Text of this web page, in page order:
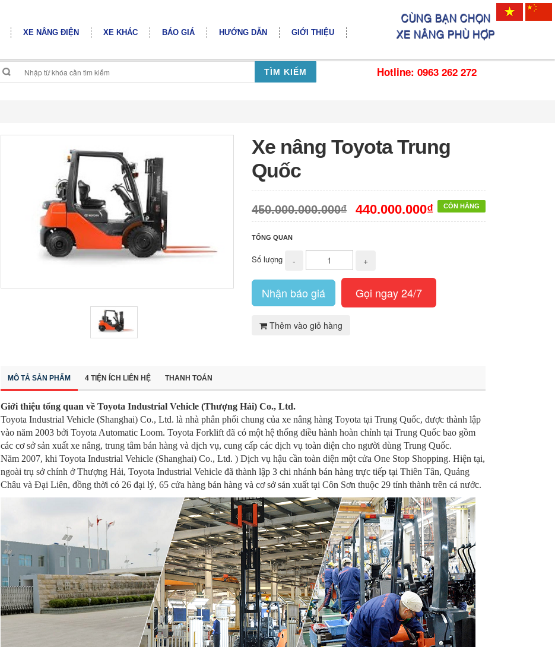
XE NÂNG ĐIỆN XE KHÁC BÁO GIÁ HƯỚNG DẪN GIỚI THIỆU
TÌM KIẾM Hotline: 0963 262 272
Xe nâng Toyota Trung
Quốc
CÒN HÀNG
450.000.000.000₫ 440.000.000₫
TỔNG QUAN
Số lượng - +
Nhận báo giá Gọi ngay 24/7
Thêm vào giỏ hàng
MÔ TẢ SẢN PHẨM 4 TIỆN ÍCH LIÊN HỆ THANH TOÁN
Giới thiệu tổng quan về Toyota Industrial Vehicle (Thượng Hải) Co., Ltd.
Toyota Industrial Vehicle (Shanghai) Co., Ltd. là nhà phân phối chung của xe nâng hàng Toyota tại Trung Quốc, được thành lập
vào năm 2003 bởi Toyota Automatic Loom. Toyota Forklift đã có một hệ thống điều hành hoàn chỉnh tại Trung Quốc bao gồm
các cơ sở sản xuất xe nâng, trung tâm bán hàng và dịch vụ, cung cấp các dịch vụ toàn diện cho người dùng Trung Quốc.
Năm 2007, khi Toyota Industrial Vehicle (Shanghai) Co., Ltd. ) Dịch vụ hậu cần toàn diện một cửa One Stop Shopping. Hiện tại,
ngoài trụ sở chính ở Thượng Hải, Toyota Industrial Vehicle đã thành lập 3 chi nhánh bán hàng trực tiếp tại Thiên Tân, Quảng
Châu và Đại Liên, đồng thời có 26 đại lý, 65 cửa hàng bán hàng và cơ sở sản xuất tại Côn Sơn thuộc 29 tỉnh thành trên cả nước.